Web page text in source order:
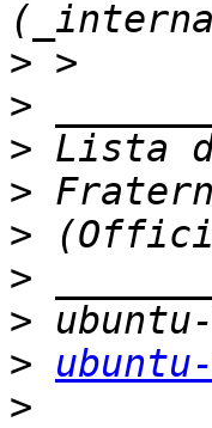
>
>
>
>
>
>
>
>
>